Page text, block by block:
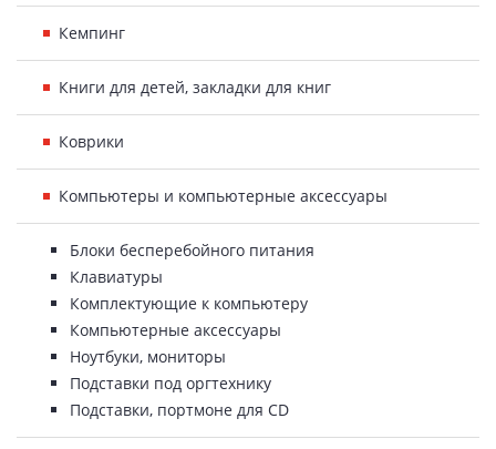
Кемпинг
Книги для детей, закладки для книг
Коврики
Компьютеры и компьютерные аксессуары
Блоки бесперебойного питания
Клавиатуры
Комплектующие к компьютеру
Компьютерные аксессуары
Ноутбуки, мониторы
Подставки под оргтехнику
Подставки, портмоне для CD